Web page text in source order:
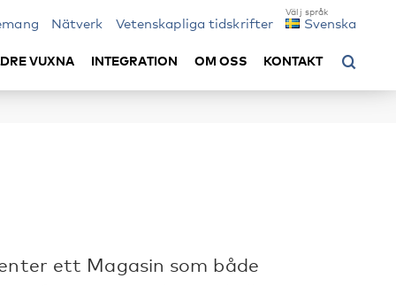
Nätverk Vetenskapliga tidskrifter Svenska
VUXNA INTEGRATION OM OSS KONTAKT
ett Magasin som både